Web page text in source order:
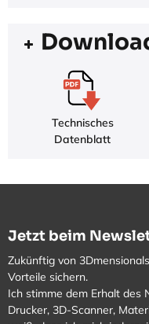
Technisches
Datenblatt
Jetzt beim
Zukünftig von
Vorteile sichern.
Ich stimme dem Erhalt des
Drucker, 3D-Scanner,